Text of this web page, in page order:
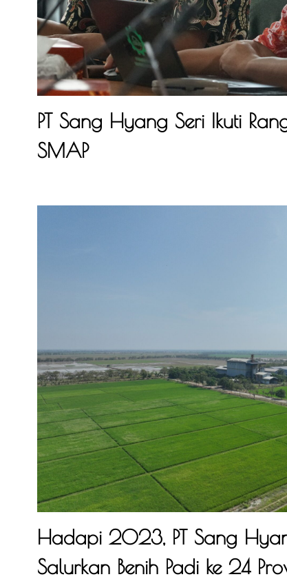
PT Sang Hyang Seri Ikuti
SMAP
Hadapi 2023, PT Sang
Salurkan Benih Padi ke 24